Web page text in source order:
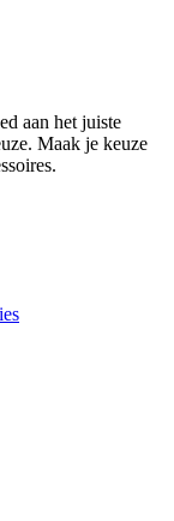
aan het juiste
Maak je keuze